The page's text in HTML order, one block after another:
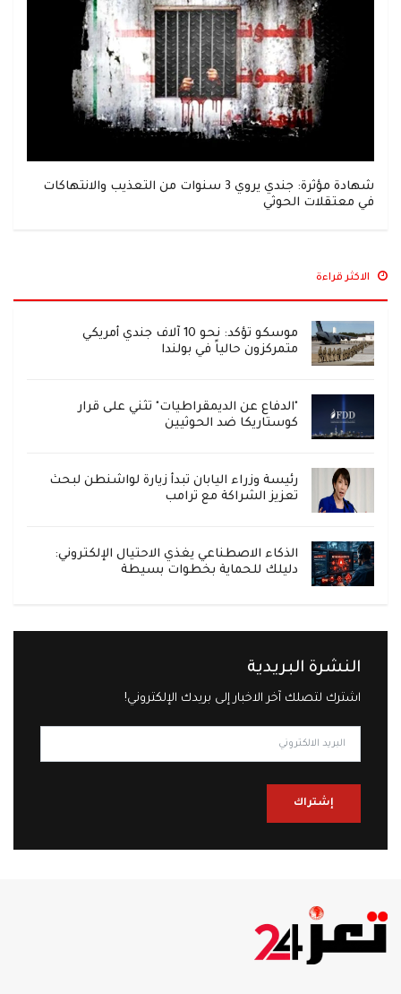
شهادة مؤثرة: جندي يروي 3 سنوات من التعذيب والانتهاكات
في معتقلات الحوثي
الاكثر قراءة
موسكو تؤكد: نحو 10 آلاف جندي أمريكي
متمركزون حالياً في بولندا
"الدفاع عن الديمقراطيات" تثني على قرار
كوستاريكا ضد الحوثيين
رئيسة وزراء اليابان تبدأ زيارة لواشنطن لبحث
تعزيز الشراكة مع ترامب
الذكاء الاصطناعي يغذي الاحتيال الإلكتروني:
دليلك للحماية بخطوات بسيطة
النشرة البريدية
اشترك لتصلك آخر الاخبار إلى بريدك الإلكتروني!
إشتراك